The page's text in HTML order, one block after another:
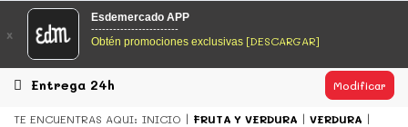
EsDeMercado.com
EsDeMercado.com
los mejores mercados de Barcelona y de productores
locales.
READ MORE
x
Esdemercado APP
------------------------
Obtén promociones exclusivas [DESCARGAR]
Entrega 24h Modificar
TE ENCUENTRAS AQUI: INICIO FRUTA Y VERDURA VERDURA